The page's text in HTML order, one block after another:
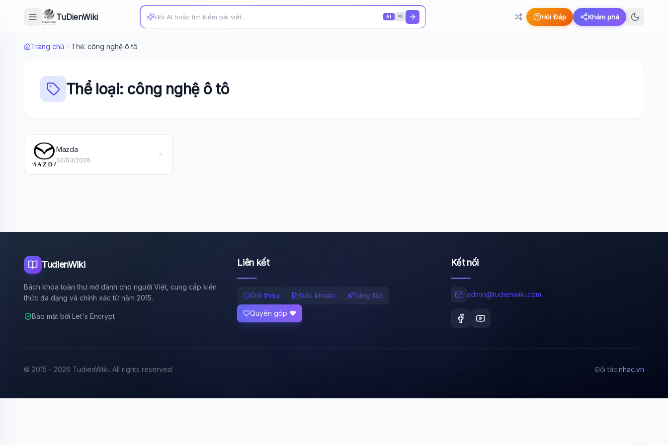
TuDienWiki AI ⌘K Hỏi Đáp Khám phá
Trang chủ Thẻ: công nghệ ô tô
Thể loại: công nghệ ô tô
Mazda
02/03/2026
TudienWiki
Bách khoa toàn thư mở dành cho người Việt, cung cấp kiến
thức đa dạng và chính xác từ năm 2015.
Bảo mật bởi Let's Encrypt
Liên kết
Giới thiệu Điều khoản Sáng lập
Quyên góp ❤️
Kết nối
admin@tudienwiki.com
© 2015 - 2026 TudienWiki. All rights reserved. Đối tác:nhac.vn
Tôi là trợ lý AI của TuDienWiki. Hãy hỏi tôi bất kỳ
điều gì về các bài viết trên Wiki!